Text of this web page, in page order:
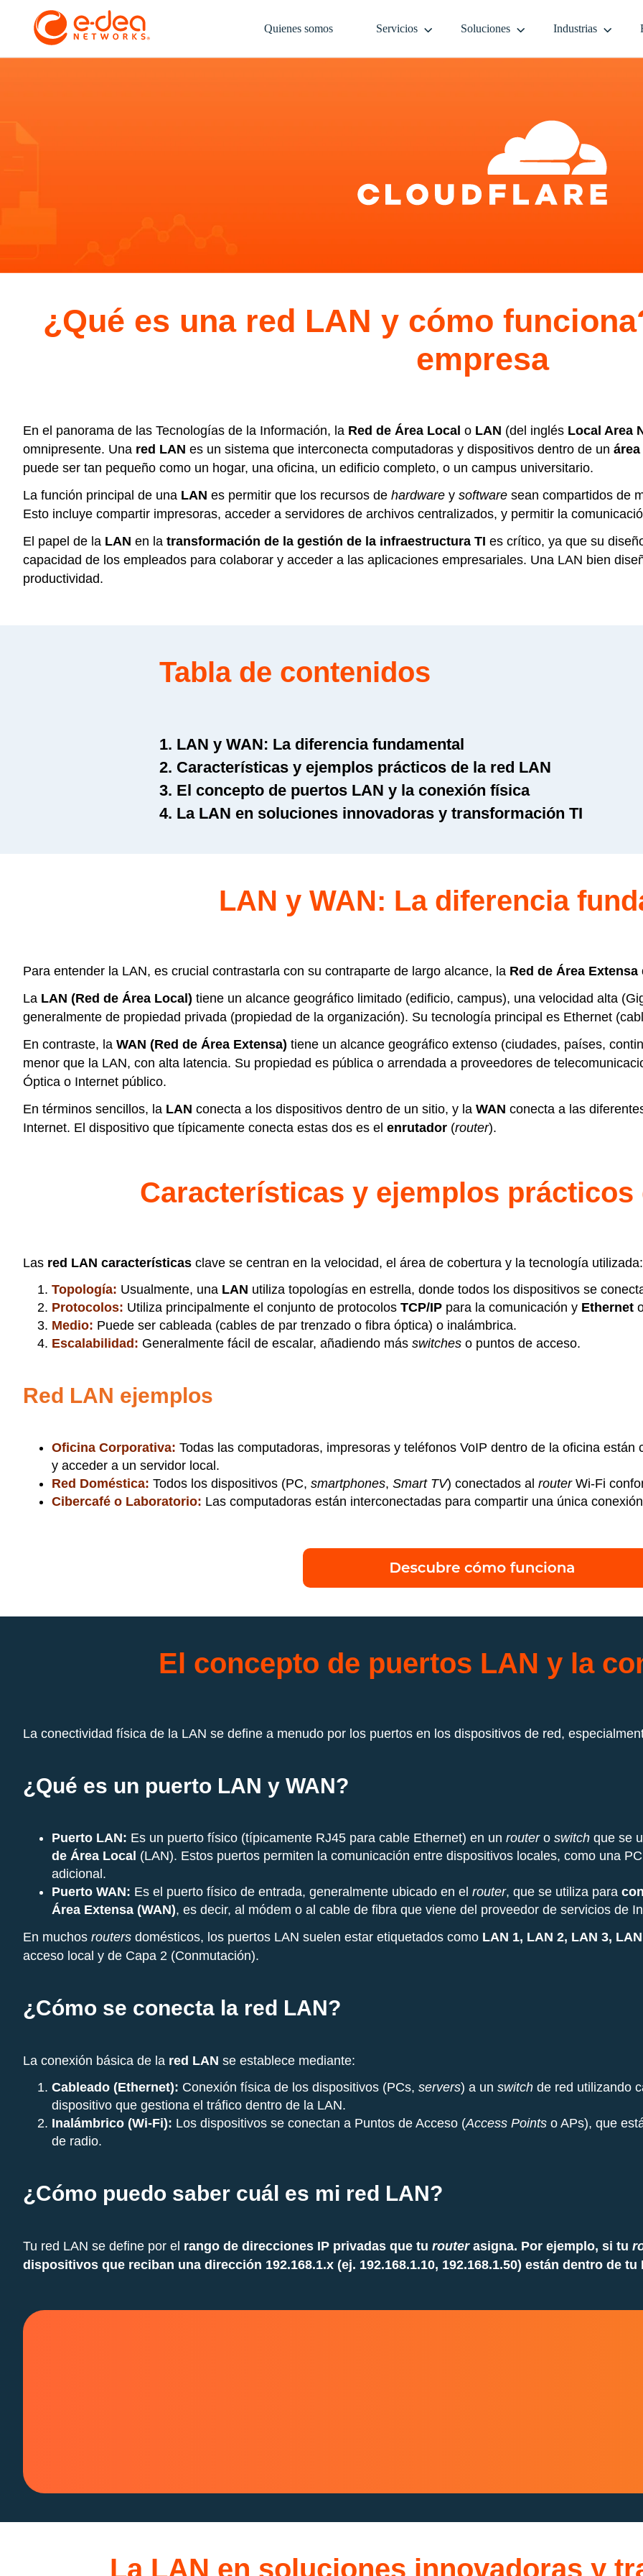
Quienes somos Servicios Soluciones Industrias
¿Qué es una red LAN y cómo
empresa
En el panorama de las Tecnologías de la Información, la Red de Área Local o LAN (del inglés Local Area
omnipresente. Una red LAN es un sistema que interconecta computadoras y dispositivos dentro de un
puede ser tan pequeño como un hogar, una oficina, un edificio completo, o un campus universitario.
La función principal de una LAN es permitir que los recursos de hardware y software sean compartidos de
Esto incluye compartir impresoras, acceder a servidores de archivos centralizados, y permitir la
El papel de la LAN en la transformación de la gestión de la infraestructura TI es crítico, ya que su
capacidad de los empleados para colaborar y acceder a las aplicaciones empresariales. Una LAN bien
productividad.
Tabla de contenidos
1. LAN y WAN: La diferencia fundamental
2. Características y ejemplos prácticos de la red LAN
3. El concepto de puertos LAN y la conexión física
4. La LAN en soluciones innovadoras y transformación TI
LAN y WAN: La diferencia
Para entender la LAN, es crucial contrastarla con su contraparte de largo alcance, la Red de Área Extensa
La LAN (Red de Área Local) tiene un alcance geográfico limitado (edificio, campus), una velocidad alta
generalmente de propiedad privada (propiedad de la organización). Su tecnología principal es Ethernet
En contraste, la WAN (Red de Área Extensa) tiene un alcance geográfico extenso (ciudades, países,
menor que la LAN, con alta latencia. Su propiedad es pública o arrendada a proveedores de
Óptica o Internet público.
En términos sencillos, la LAN conecta a los dispositivos dentro de un sitio, y la WAN conecta a las
Internet. El dispositivo que típicamente conecta estas dos es el enrutador (router).
Características y ejemplos prácticos
Las red LAN características clave se centran en la velocidad, el área de cobertura y la tecnología utilizada:
Topología: Usualmente, una LAN utiliza topologías en estrella, donde todos los dispositivos se
Protocolos: Utiliza principalmente el conjunto de protocolos TCP/IP para la comunicación y Ethernet
Medio: Puede ser cableada (cables de par trenzado o fibra óptica) o inalámbrica.
Escalabilidad: Generalmente fácil de escalar, añadiendo más switches o puntos de acceso.
Red LAN ejemplos
Oficina Corporativa: Todas las computadoras, impresoras y teléfonos VoIP dentro de la oficina
y acceder a un servidor local.
Red Doméstica: Todos los dispositivos (PC, smartphones, Smart TV) conectados al routerWi-Fi
Cibercafé o Laboratorio: Las computadoras están interconectadas para compartir una única
El concepto de puertos LAN y la
La conectividad física de la LAN se define a menudo por los puertos en los dispositivos de red,
¿Qué es un puerto LAN y WAN?
Puerto LAN: Es un puerto físico (típicamente RJ45 para cable Ethernet) en un routero switch que se
de Área Local (LAN). Estos puertos permiten la comunicación entre dispositivos locales, como una
adicional.
Puerto WAN: Es el puerto físico de entrada, generalmente ubicado en el router, que se utiliza para
Área Extensa (WAN), es decir, al módem o al cable de fibra que viene del proveedor de servicios de
En muchos routers domésticos, los puertos LAN suelen estar etiquetados como LAN 1, LAN 2, LAN 3,
acceso local y de Capa 2 (Conmutación).
¿Cómo se conecta la red LAN?
La conexión básica de la red LAN se establece mediante:
Cableado (Ethernet): Conexión física de los dispositivos (PCs, servers) a un switch de red utilizando
dispositivo que gestiona el tráfico dentro de la LAN.
Inalámbrico (Wi-Fi): Los dispositivos se conectan a Puntos de Acceso (Access Points o APs), que
de radio.
¿Cómo puedo saber cuál es mi red LAN?
Tu red LAN se define por el rango de direcciones IP privadas que tu routerasigna. Por ejemplo, si tu
dispositivos que reciban una dirección 192.168.1.x (ej. 192.168.1.10, 192.168.1.50) están dentro de
La LAN en soluciones innovadoras y